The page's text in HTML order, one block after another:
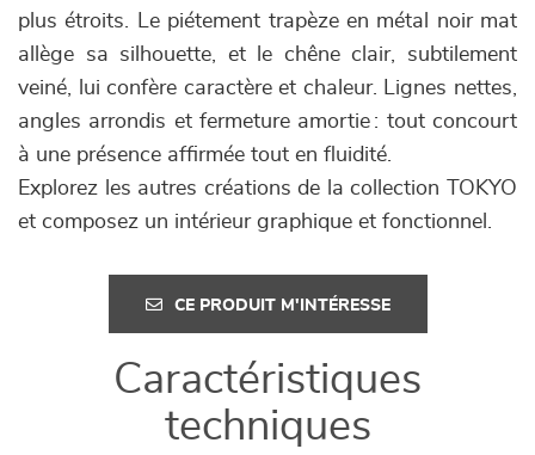
plus étroits. Le piétement trapèze en métal noir mat
allège sa silhouette, et le chêne clair, subtilement
veiné, lui confère caractère et chaleur. Lignes nettes,
angles arrondis et fermeture amortie : tout concourt
à une présence affirmée tout en fluidité.
Explorez les autres créations de la collection TOKYO
et composez un intérieur graphique et fonctionnel.
CE PRODUIT M'INTÉRESSE
Caractéristiques
techniques